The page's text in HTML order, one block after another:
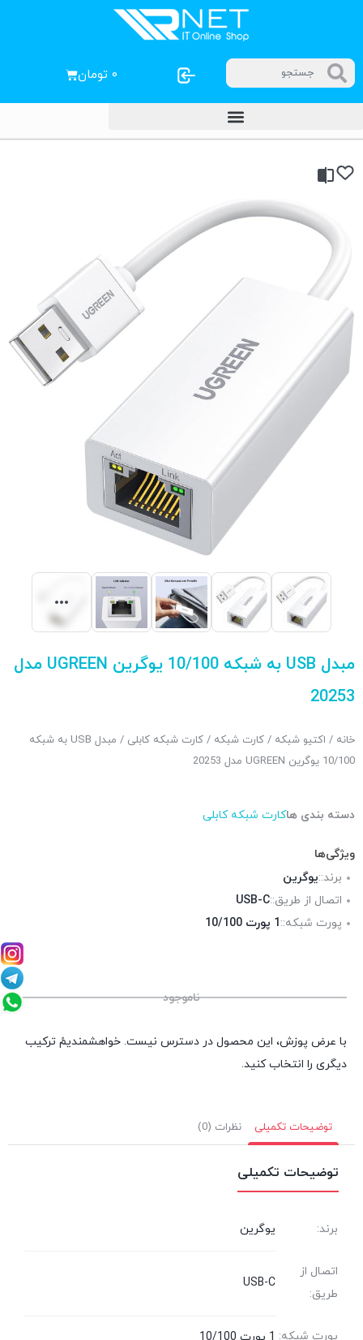
۰ تومان
مبدل USB به شبکه 10/100 یوگرین UGREEN مدل
20253
خانه / اکتیو شبکه / کارت شبکه / کارت شبکه کابلی
/ مبدل USB به شبکه
10/100 یوگرین UGREEN مدل 20253
دسته بندی هاکارت شبکه کابلی
ویژگی‌ها
برند::یوگرین
اتصال از طریق::USB-C
پورت شبکه::1 پورت 10/100
ناموجود
با عرض پوزش، این محصول در دسترس نیست. خواهشمندیمً ترکیب
دیگری را انتخاب کنید.
توضیحات تکمیلی نظرات (0)
توضیحات تکمیلی
برند: یوگرین
اتصال از
طریق:
USB-C
پورت شبکه: